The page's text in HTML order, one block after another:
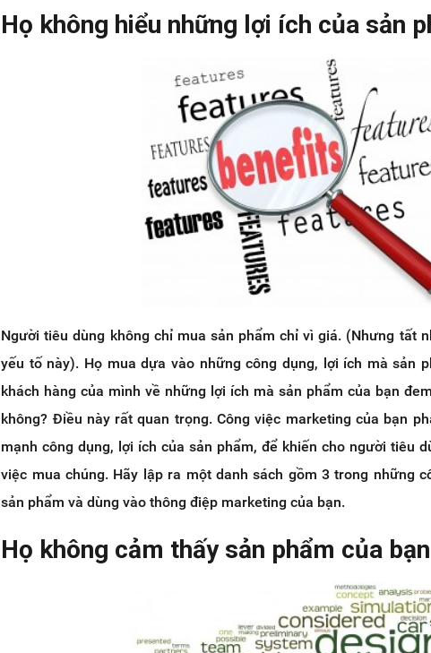
Họ không hiểu những lợi ích của sản
Người tiêu dùng không chỉ mua sản phẩm chỉ vì giá. (Nhưng tất
yếu tố này). Họ mua dựa vào những công dụng, lợi ích mà sản
khách hàng của mình về những lợi ích mà sản phẩm của bạn
không? Điều này rất quan trọng. Công việc marketing của bạn
mạnh công dụng, lợi ích của sản phẩm, để khiến cho người tiêu
việc mua chúng. Hãy lập ra một danh sách gồm 3 trong những
sản phẩm và dùng vào thông điệp marketing của bạn.
Họ không cảm thấy sản phẩm của